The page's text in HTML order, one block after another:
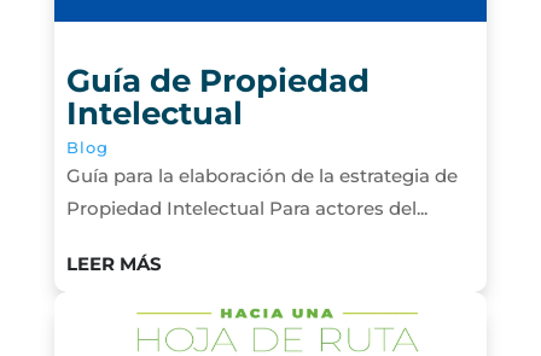
Guía de Propiedad
Intelectual
Blog
Guía para la elaboración de la estrategia de
Propiedad Intelectual Para actores del...
LEER MÁS